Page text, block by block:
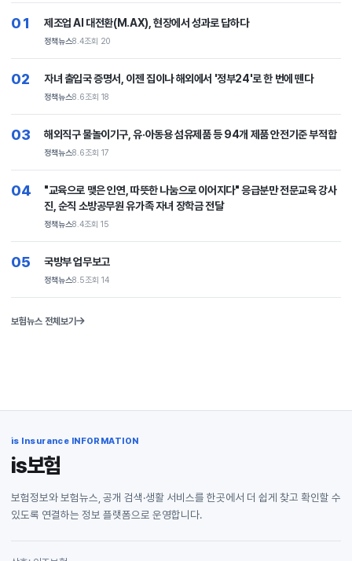
01 제조업 AI 대전환(M.AX), 현장에서 성과로 답하다
정책뉴스8.4조회 20
02 자녀 출입국 증명서, 이젠 집이나 해외에서 '정부24'로 한 번에 뗀다
정책뉴스8.6조회 18
03 해외직구 물놀이기구, 유·아동용 섬유제품 등 94개 제품 안전기준 부적합
정책뉴스8.6조회 17
04
"교육으로 맺은 인연, 따뜻한 나눔으로 이어지다" 응급분만 전문교육 강사
진, 순직 소방공무원 유가족 자녀 장학금 전달
정책뉴스8.4조회 15
05 국방부 업무보고
정책뉴스8.5조회 14
보험뉴스 전체보기
is Insurance INFORMATION
is보험
보험정보와 보험뉴스, 공개 검색·생활 서비스를 한곳에서 더 쉽게 찾고 확인할 수
있도록 연결하는 정보 플랫폼으로 운영합니다.